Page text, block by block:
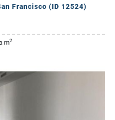
Francisco (ID 12524)
m2